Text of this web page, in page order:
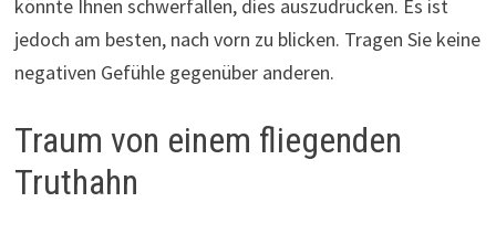
könnte Ihnen schwerfallen, dies auszudrücken. Es ist
jedoch am besten, nach vorn zu blicken. Tragen Sie keine
negativen Gefühle gegenüber anderen.
Traum von einem fliegenden
Truthahn